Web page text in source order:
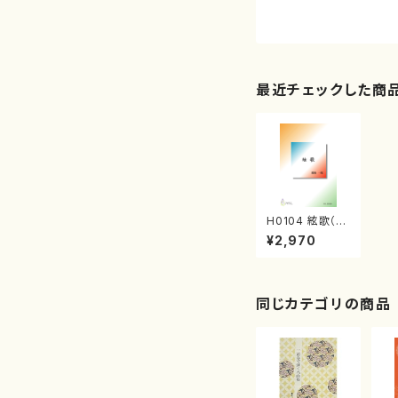
最近チェックした商
H0104 絃歌（箏
S，1，2，3，十七
絃/肥後一郎/楽
¥2,970
同じカテゴリの商品